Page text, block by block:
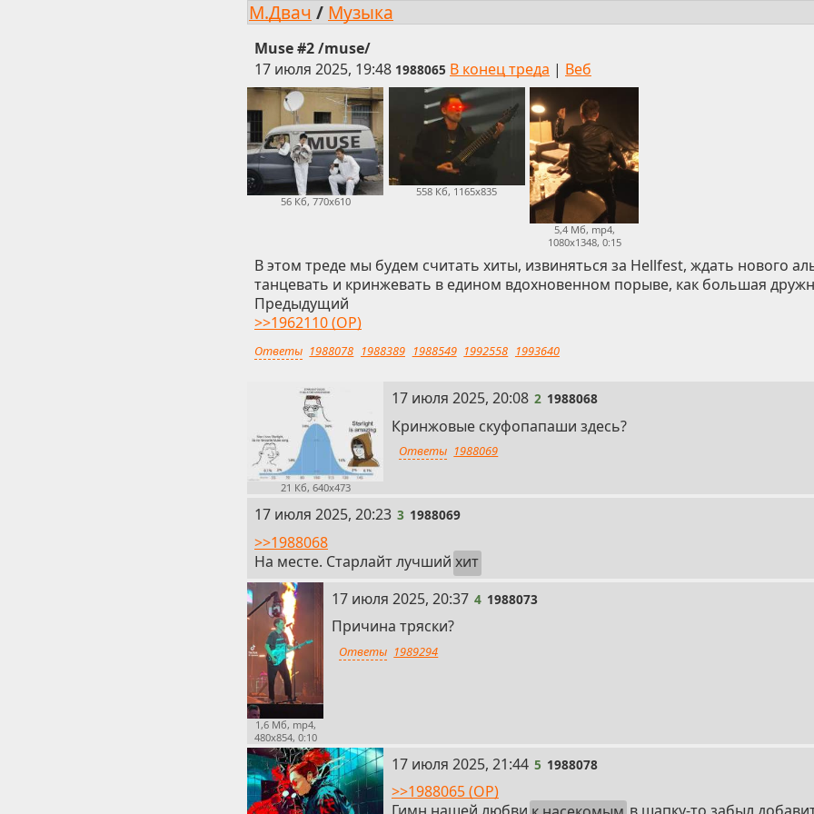
М.Двач / Музыка
Muse #2 /muse/
17 июля 2025, 19:48 1988065 В конец треда | Веб
56 Кб, 770x610
558 Кб, 1165x835
5,4 Мб, mp4,
1080x1348, 0:15
В этом треде мы будем считать хиты, извиняться за Hellfest, ждать нового
танцевать и кринжевать в едином вдохновенном порыве, как большая
Предыдущий
>>1962110 (OP)
Ответы 1988078 1988389 1988549 1992558 1993640
21 Кб, 640x473
2
17 июля 2025, 20:08 2 1988068
Кринжовые скуфопапаши здесь?
Ответы 1988069
3
17 июля 2025, 20:23 3 1988069
>>1988068
На месте. Старлайт лучший хит
1,6 Мб, mp4,
480x854, 0:10
4
17 июля 2025, 20:37 4 1988073
Причина тряски?
Ответы 1989294
5
17 июля 2025, 21:44 5 1988078
>>1988065 (OP)